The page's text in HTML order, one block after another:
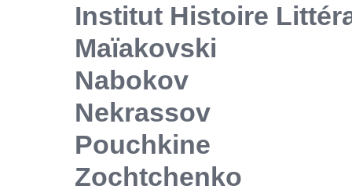
Institut Histoire
Maïakovski
Nabokov
Nekrassov
Pouchkine
Zochtchenko